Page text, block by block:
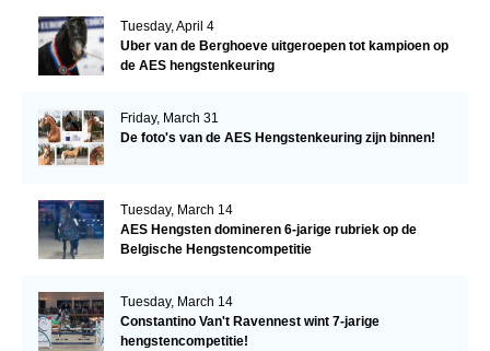
Tuesday, April 4
Uber van de Berghoeve uitgeroepen tot kampioen op
de AES hengstenkeuring
Friday, March 31
De foto's van de AES Hengstenkeuring zijn binnen!
Tuesday, March 14
AES Hengsten domineren 6-jarige rubriek op de
Belgische Hengstencompetitie
Tuesday, March 14
Constantino Van't Ravennest wint 7-jarige
hengstencompetitie!